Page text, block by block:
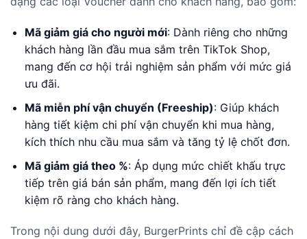
Mã giảm giá cho người mới: Dành riêng cho những
khách hàng lần đầu mua sắm trên TikTok Shop,
mang đến cơ hội trải nghiệm sản phẩm với mức giá
ưu đãi.
Mã miễn phí vận chuyển (Freeship): Giúp khách
hàng tiết kiệm chi phí vận chuyển khi mua hàng,
kích thích nhu cầu mua sắm và tăng tỷ lệ chốt đơn.
Mã giảm giá theo %: Áp dụng mức chiết khấu trực
tiếp trên giá bán sản phẩm, mang đến lợi ích tiết
kiệm rõ ràng cho khách hàng.
Trong nội dung dưới đây, BurgerPrints chỉ đề cập cách